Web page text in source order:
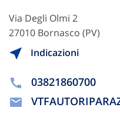
Via Degli Olmi 2
27010 Bornasco (PV)
Indicazioni
03821860700